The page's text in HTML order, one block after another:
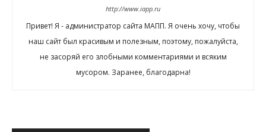
http://www.iapp.ru
Привет! Я - администратор сайта МАПП. Я очень хочу, чтобы
наш сайт был красивым и полезным, поэтому, пожалуйста,
не засоряй его злобными комментариями и всяким
мусором. Заранее, благодарна!